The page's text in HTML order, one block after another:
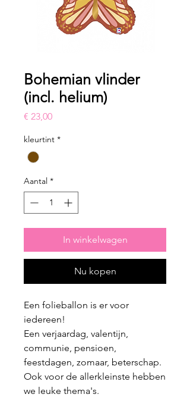
Bohemian vlinder
(incl. helium)
€ 23,00Prijs
kleurtint *
Aantal *
In winkelwagen
Nu kopen
Een folieballon is er voor
iedereen!
Een verjaardag, valentijn,
communie, pensioen,
feestdagen, zomaar, beterschap.
Ook voor de allerkleinste hebben
we leuke thema's.